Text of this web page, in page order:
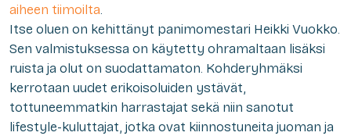
aiheen tiimoilta.
Itse oluen on kehittänyt panimomestari Heikki Vuokko.
Sen valmistuksessa on käytetty ohramaltaan lisäksi
ruista ja olut on suodattamaton. Kohderyhmäksi
kerrotaan uudet erikoisoluiden ystävät,
tottuneemmatkin harrastajat sekä niin sanotut
lifestyle-kuluttajat, jotka ovat kiinnostuneita juoman ja